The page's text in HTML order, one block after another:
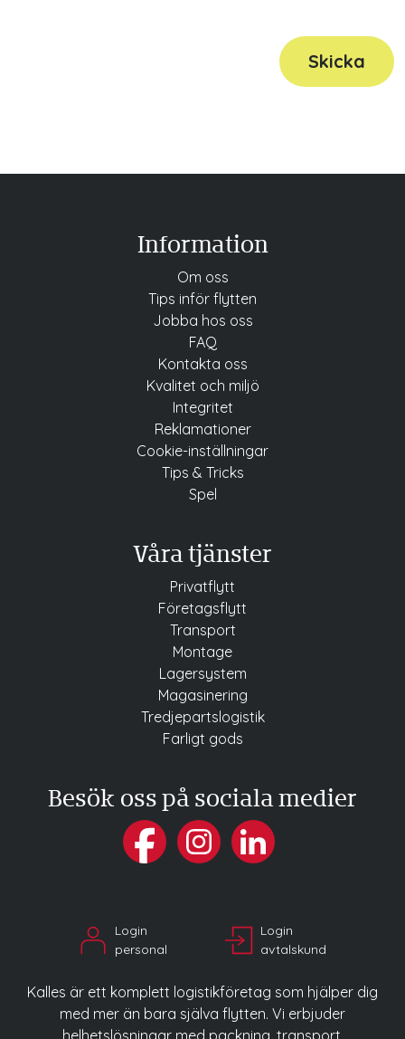
Skicka
Information
Om oss
Tips inför flytten
Jobba hos oss
FAQ
Kontakta oss
Kvalitet och miljö
Integritet
Reklamationer
Cookie-inställningar
Tips & Tricks
Spel
Våra tjänster
Privatflytt
Företagsflytt
Transport
Montage
Lagersystem
Magasinering
Tredjepartslogistik
Farligt gods
Besök oss på sociala medier
Login
personal
Login
avtalskund
Kalles är ett komplett logistikföretag som hjälper dig
med mer än bara själva flytten. Vi erbjuder
helhetslösningar med packning, transport,